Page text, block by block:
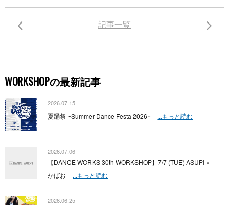
記事一覧
WORKSHOPの最新記事
2026.07.15
夏踊祭 ~Summer Dance Festa 2026~ ...もっと読む
2026.07.06
【DANCE WORKS 30th WORKSHOP】7/7 (TUE) ASUPI ×
かばお
...もっと読む
2026.06.25